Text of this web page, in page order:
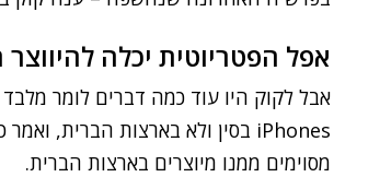
אפל הפטריוטית יכלה
אבל לקוק היו עוד כמה דברים לומר
מסוימים ממנו מיוצרים בארצות הברית.